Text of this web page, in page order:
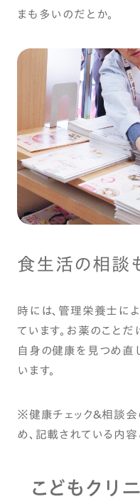
まも多いのだとか。
食生活の相談
時には、管理栄養士に
ています。お薬のことだ
自身の健康を見つめ直
います。
※健康チェック＆相談
め、記載されている内
こどもクリ